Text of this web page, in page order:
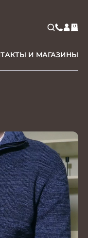
И МАГАЗИНЫ